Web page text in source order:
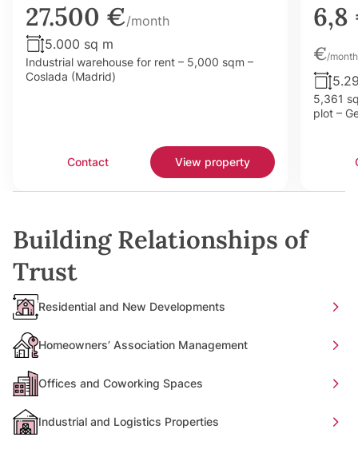
27.500 €/month
5.000 sq m
Industrial warehouse for rent – 5,000 sqm –
Coslada (Madrid)
Contact View property
€/month
5,361
plot –
Building Relationships of
Trust
Residential and New Developments
Homeowners’ Association Management
Offices and Coworking Spaces
Industrial and Logistics Properties